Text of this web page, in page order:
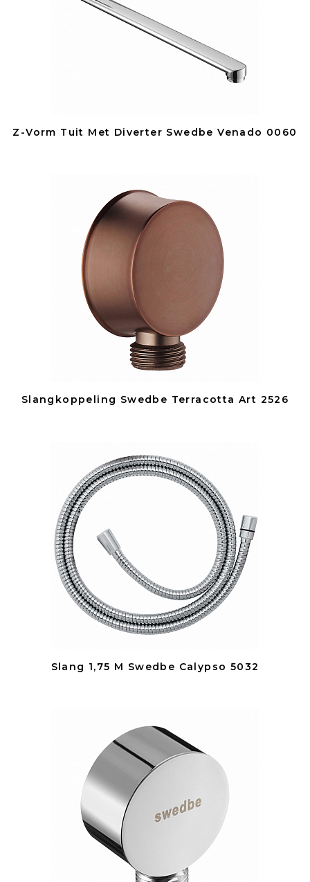
Z-Vorm Tuit Met Diverter Swedbe Venado 0060
Slangkoppeling Swedbe Terracotta Art 2526
Slang 1,75 M Swedbe Calypso 5032